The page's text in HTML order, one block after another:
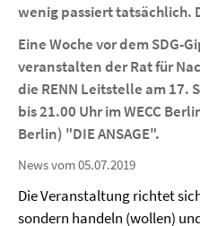
wenig passiert tatsächlich.
Eine Woche vor dem SDG-
veranstalten der Rat für
die RENN Leitstelle am17.
bis 21.00 Uhr im WECC
Berlin) "DIE ANSAGE".
News vom 05.07.2019
Die Veranstaltung richtet
sondern handeln (wollen)